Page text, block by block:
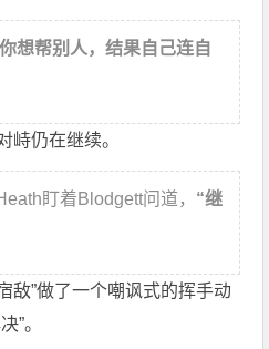
想帮别人，结果自己连自
峙仍在继续。
盯着Blodgett问道， “继
敌”做了一个嘲讽式的挥手动
”。